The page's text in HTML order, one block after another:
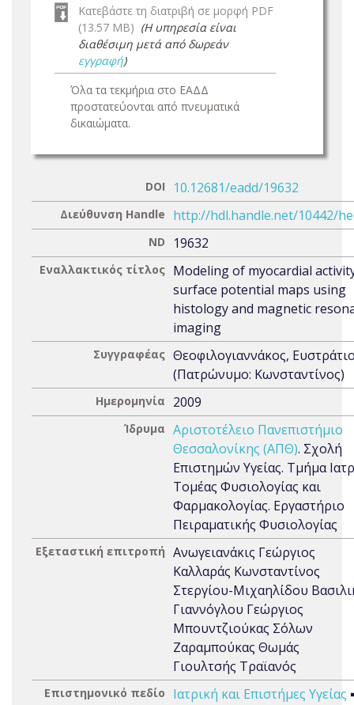
Κατεβάστε τη διατριβή σε μορφή PDF
(13.57 MB) (Η υπηρεσία είναι
διαθέσιμη μετά από δωρεάν
εγγραφή)
Όλα τα τεκμήρια στο ΕΑΔΔ
προστατεύονται από πνευματικά
δικαιώματα.
DOI 10.12681/eadd/19632
Διεύθυνση Handle http://hdl.handle.net/10442/
ND 19632
Εναλλακτικός τίτλος Modeling of myocardial
surface potential maps using
histology and magnetic
imaging
Συγγραφέας Θεοφιλογιαννάκος,
(Πατρώνυμο: Κωνσταντίνος)
Ημερομηνία 2009
Ίδρυμα Αριστοτέλειο Πανεπιστήμιο
Θεσσαλονίκης (ΑΠΘ). Σχολή
Επιστημών Υγείας. Τμήμα
Τομέας Φυσιολογίας και
Φαρμακολογίας. Εργαστήριο
Πειραματικής Φυσιολογίας
Εξεταστική επιτροπή Ανωγειανάκις Γεώργιος
Καλλαράς Κωνσταντίνος
Στεργίου-Μιχαηλίδου
Γιαννόγλου Γεώργιος
Μπουντζιούκας Σόλων
Ζαραμπούκας Θωμάς
Γιουλτσής Τραϊανός
Επιστημονικό πεδίο Ιατρική και Επιστήμες Υγείας